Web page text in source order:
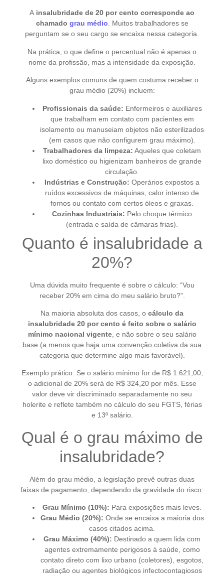
A insalubridade de 20 por cento corresponde ao
chamado grau médio. Muitos trabalhadores se
perguntam se o seu cargo se encaixa nessa categoria.
Na prática, o que define o percentual não é apenas o
nome da profissão, mas a intensidade da exposição.
Alguns exemplos comuns de quem costuma receber o
grau médio (20%) incluem:
Profissionais da saúde: Enfermeiros e auxiliares
que trabalham em contato com pacientes em
isolamento ou manuseiam objetos não esterilizados
(em casos que não configurem grau máximo).
Trabalhadores da limpeza: Aqueles que coletam
lixo doméstico ou higienizam banheiros de grande
circulação.
Indústrias e Construção: Operários expostos a
ruídos excessivos de máquinas, calor intenso de
fornos ou contato com certos óleos e graxas.
Cozinhas Industriais: Pelo choque térmico
(entrada e saída de câmaras frias).
Quanto é insalubridade a
20%?
Uma dúvida muito frequente é sobre o cálculo: “Vou
receber 20% em cima do meu salário bruto?”.
Na maioria absoluta dos casos, o cálculo da
insalubridade 20 por cento é feito sobre o salário
mínimo nacional vigente, e não sobre o seu salário
base (a menos que haja uma convenção coletiva da sua
categoria que determine algo mais favorável).
Exemplo prático: Se o salário mínimo for de R$ 1.621,00,
o adicional de 20% será de R$ 324,20 por mês. Esse
valor deve vir discriminado separadamente no seu
holerite e reflete também no cálculo do seu FGTS, férias
e 13º salário.
Qual é o grau máximo de
insalubridade?
Além do grau médio, a legislação prevê outras duas
faixas de pagamento, dependendo da gravidade do risco:
Grau Mínimo (10%): Para exposições mais leves.
Grau Médio (20%): Onde se encaixa a maioria dos
casos citados acima.
Grau Máximo (40%): Destinado a quem lida com
agentes extremamente perigosos à saúde, como
contato direto com lixo urbano (coletores), esgotos,
radiação ou agentes biológicos infectocontagiosos